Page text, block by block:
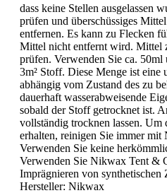
dass keine Stellen ausgelassen
prüfen und überschüssiges
entfernen. Es kann zu Flecken
Mittel nicht entfernt wird. Mittel
prüfen. Verwenden Sie ca.
3m² Stoff. Diese Menge ist eine
abhängig vom Zustand des zu
dauerhaft wasserabweisende
sobald der Stoff getrocknet ist.
vollständig trocknen lassen. Um
erhalten, reinigen Sie immer
Verwenden Sie keine
Verwenden Sie Nikwax Tent &
Imprägnieren von synthetischen
Hersteller: Nikwax